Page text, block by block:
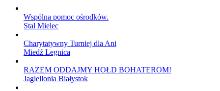
Wspólna pomoc ośrodków.
Stal Mielec
Charytatywny Turniej dla Ani
Miedź Legnica
RAZEM ODDAJMY HOŁD BOHATEROM!
Jagiellonia Białystok